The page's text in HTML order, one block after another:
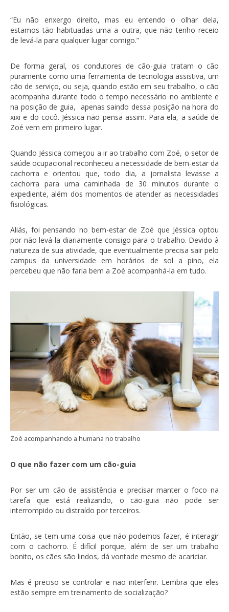
“Eu não enxergo direito, mas eu entendo o olhar dela,
estamos tão habituadas uma a outra, que não tenho receio
de levá-la para qualquer lugar comigo.”
De forma geral, os condutores de cão-guia tratam o cão
puramente como uma ferramenta de tecnologia assistiva, um
cão de serviço, ou seja, quando estão em seu trabalho, o cão
acompanha durante todo o tempo necessário no ambiente e
na posição de guia, apenas saindo dessa posição na hora do
xixi e do cocô. Jéssica não pensa assim. Para ela, a saúde de
Zoé vem em primeiro lugar.
Quando Jéssica começou a ir ao trabalho com Zoé, o setor de
saúde ocupacional reconheceu a necessidade de bem-estar da
cachorra e orientou que, todo dia, a jornalista levasse a
cachorra para uma caminhada de 30 minutos durante o
expediente, além dos momentos de atender as necessidades
fisiológicas.
Aliás, foi pensando no bem-estar de Zoé que Jéssica optou
por não levá-la diariamente consigo para o trabalho. Devido à
natureza de sua atividade, que eventualmente precisa sair pelo
campus da universidade em horários de sol a pino, ela
percebeu que não faria bem a Zoé acompanhá-la em tudo.
Zoé acompanhando a humana no trabalho
O que não fazer com um cão-guia
Por ser um cão de assistência e precisar manter o foco na
tarefa que está realizando, o cão-guia não pode ser
interrompido ou distraído por terceiros.
Então, se tem uma coisa que não podemos fazer, é interagir
com o cachorro. É difícil porque, além de ser um trabalho
bonito, os cães são lindos, dá vontade mesmo de acariciar.
Mas é preciso se controlar e não interferir. Lembra que eles
estão sempre em treinamento de socialização?